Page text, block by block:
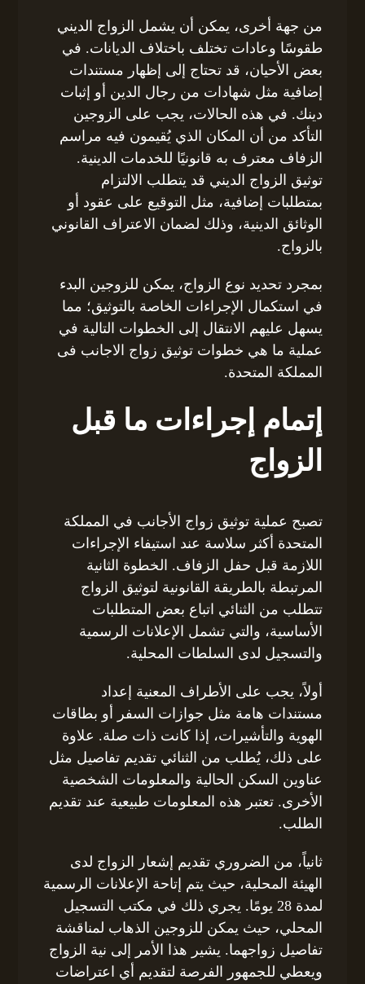
من جهة أخرى، يمكن أن يشمل الزواج الديني
طقوسًا وعادات تختلف باختلاف الديانات. في
بعض الأحيان، قد تحتاج إلى إظهار مستندات
إضافية مثل شهادات من رجال الدين أو إثبات
دينك. في هذه الحالات، يجب على الزوجين
التأكد من أن المكان الذي يُقيمون فيه مراسم
الزفاف معترف به قانونيًا للخدمات الدينية.
توثيق الزواج الديني قد يتطلب الالتزام
بمتطلبات إضافية، مثل التوقيع على عقود أو
الوثائق الدينية، وذلك لضمان الاعتراف القانوني
بالزواج.
بمجرد تحديد نوع الزواج، يمكن للزوجين البدء
في استكمال الإجراءات الخاصة بالتوثيق؛ مما
يسهل عليهم الانتقال إلى الخطوات التالية في
عملية ما هي خطوات توثيق زواج الاجانب فى
المملكة المتحدة.
إتمام إجراءات ما قبل
الزواج
تصبح عملية توثيق زواج الأجانب في المملكة
المتحدة أكثر سلاسة عند استيفاء الإجراءات
اللازمة قبل حفل الزفاف. الخطوة الثانية
المرتبطة بالطريقة القانونية لتوثيق الزواج
تتطلب من الثنائي اتباع بعض المتطلبات
الأساسية، والتي تشمل الإعلانات الرسمية
والتسجيل لدى السلطات المحلية.
أولاً، يجب على الأطراف المعنية إعداد
مستندات هامة مثل جوازات السفر أو بطاقات
الهوية والتأشيرات، إذا كانت ذات صلة. علاوة
على ذلك، يُطلب من الثنائي تقديم تفاصيل مثل
عناوين السكن الحالية والمعلومات الشخصية
الأخرى. تعتبر هذه المعلومات طبيعية عند تقديم
الطلب.
ثانياً، من الضروري تقديم إشعار الزواج لدى
الهيئة المحلية، حيث يتم إتاحة الإعلانات الرسمية
لمدة 28 يومًا. يجري ذلك في مكتب التسجيل
المحلي، حيث يمكن للزوجين الذهاب لمناقشة
تفاصيل زواجهما. يشير هذا الأمر إلى نية الزواج
ويعطي للجمهور الفرصة لتقديم أي اعتراضات